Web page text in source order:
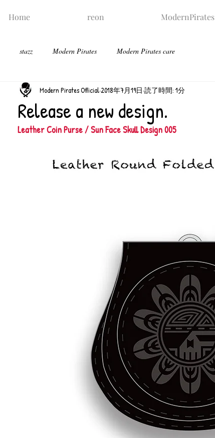
Home reon ModernPirates
stazz Modern Pirates Modern Pirates care
Release a new design.
Modern Pirates Official 2018年7月19日 読了時間: 1分
Leather Coin Purse / Sun Face Skull Design 005